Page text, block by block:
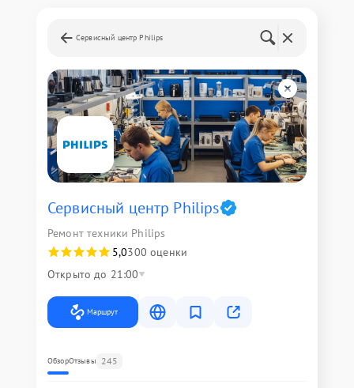
Сервисный центр Philips
Сервисный центр Philips
Ремонт техники Philips
5,0300 оценки
Открыто до 21:00
Маршрут
ОбзорОтзывы 245